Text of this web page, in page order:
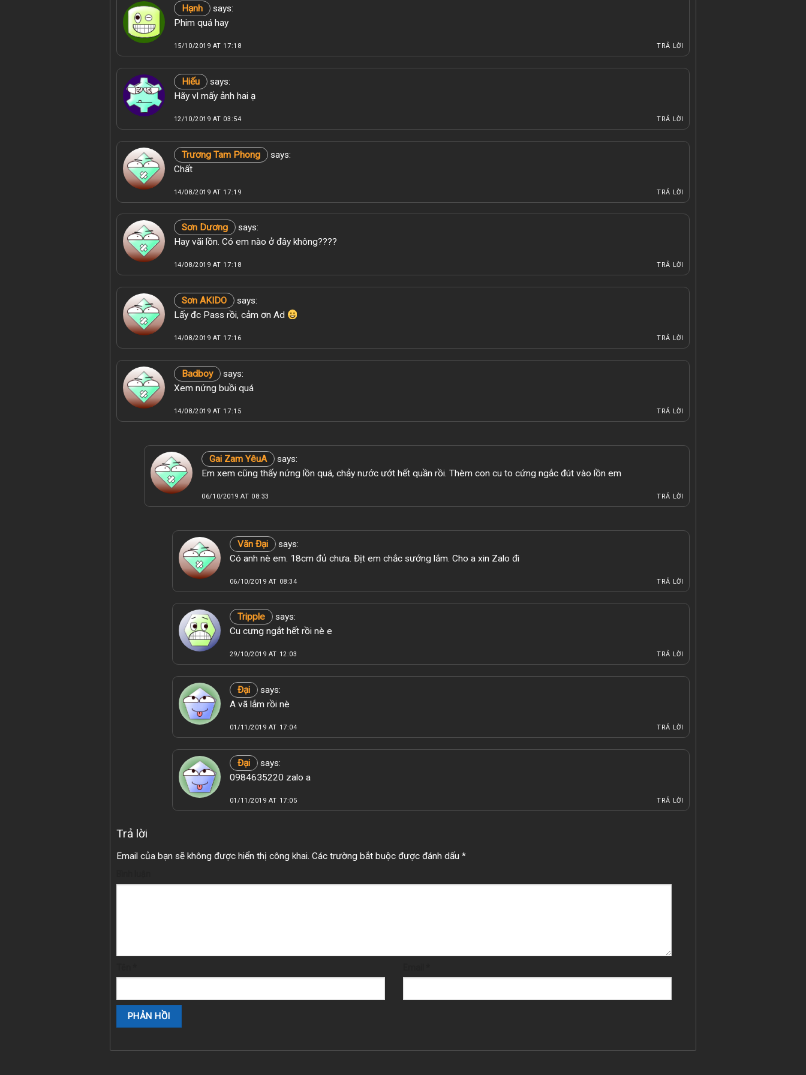
Hạnh
says:
Phim quá hay
15/10/2019 AT 17:18 TRẢ LỜI
Hiếu
says:
Hãy vl mấy ảnh hai ạ
12/10/2019 AT 03:54 TRẢ LỜI
Trương Tam Phong
says:
Chất
14/08/2019 AT 17:19 TRẢ LỜI
Sơn Dương
says:
Hay vãi lồn. Có em nào ở đây không????
14/08/2019 AT 17:18 TRẢ LỜI
Sơn AKIDO
says:
Lấy đc Pass rồi, cảm ơn Ad
14/08/2019 AT 17:16 TRẢ LỜI
Badboy
says:
Xem nứng buồi quá
14/08/2019 AT 17:15 TRẢ LỜI
Gai Zam YêuA
says:
Em xem cũng thấy nứng lồn quá, chảy nước ướt hết quần rồi. Thèm con cu to cứng ngắc đút vào lồn em
06/10/2019 AT 08:33 TRẢ LỜI
Văn Đại
says:
Có anh nè em. 18cm đủ chưa. Địt em chắc sướng lắm. Cho a xin Zalo đi
06/10/2019 AT 08:34 TRẢ LỜI
Tripple
says:
Cu cưng ngắt hết rồi nè e
29/10/2019 AT 12:03 TRẢ LỜI
Đại
says:
A vã lắm rồi nè
01/11/2019 AT 17:04 TRẢ LỜI
Đại
says:
0984635220 zalo a
01/11/2019 AT 17:05 TRẢ LỜI
Trả lời
Email của bạn sẽ không được hiển thị công khai. Các trường bắt buộc được đánh dấu *